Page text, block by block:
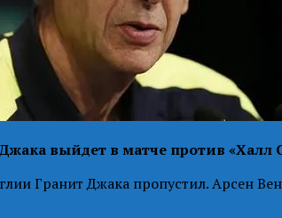
выйдет в матче против «Халл
Гранит Джака пропустил. Арсен